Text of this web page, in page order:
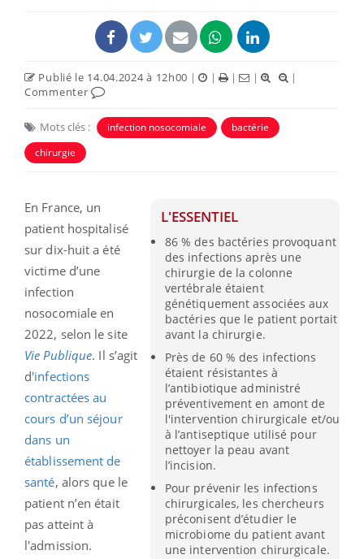
Publié le 14.04.2024 à 12h00 | | | |
|
Commenter
Mots clés : infection nosocomiale
bactérie
chirurgie
L'ESSENTIEL
86 % des bactéries provoquant
des infections après une
chirurgie de la colonne
vertébrale étaient
génétiquement associées aux
bactéries que le patient portait
avant la chirurgie.
Près de 60 % des infections
étaient résistantes à
l’antibiotique administré
préventivement en amont de
l'intervention chirurgicale et/ou
à l’antiseptique utilisé pour
nettoyer la peau avant
l’incision.
Pour prévenir les infections
chirurgicales, les chercheurs
préconisent d’étudier le
microbiome du patient avant
une intervention chirurgicale.
En France, un
patient hospitalisé
sur dix-huit a été
victime d’une
infection
nosocomiale en
2022, selon le site
Vie Publique. Il s’agit
d'infections
contractées au
cours d’un séjour
dans un
établissement de
santé, alors que le
patient n’en était
pas atteint à
l'admission.